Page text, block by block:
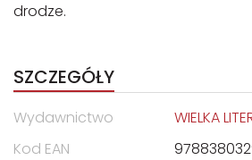
drodze.
SZCZEGÓŁY
Wydawnictwo
WIELKA
Kod EAN